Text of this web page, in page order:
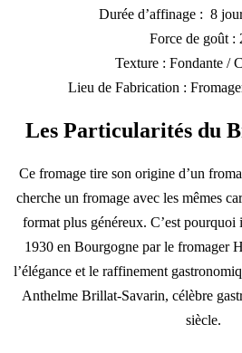
Durée d’affinage : 8
Force de goût :
Texture : Fondante /
Lieu de Fabrication :
Les Particularités du
Ce fromage tire son origine d’un
cherche un fromage avec les mêmes
format plus généreux. C’est pourquoi
1930 en Bourgogne par le fromager
l’élégance et le raffinement
Anthelme Brillat-Savarin, célèbre
siècle.